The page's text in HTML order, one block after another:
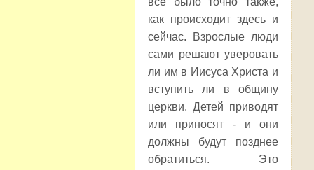
как происходит здесь и
сейчас. Взрослые люди
сами решают уверовать
ли им в Иисуса Христа и
вступить ли в общину
церкви. Детей приводят
или приносят - и они
должны будут позднее
обратиться. Это